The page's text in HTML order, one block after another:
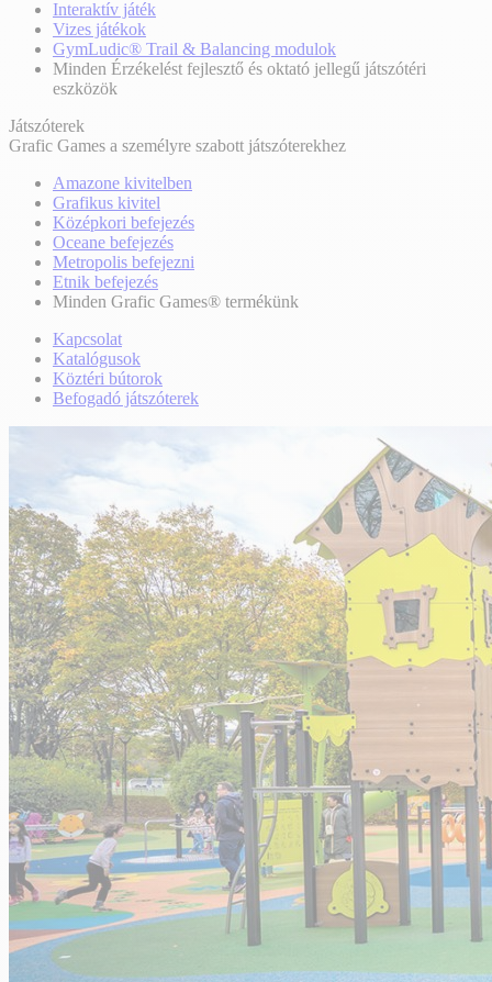
Interaktív játék
Vizes játékok
GymLudic® Trail & Balancing modulok
Minden Érzékelést fejlesztő és oktató jellegű játszótéri
eszközök
Játszóterek
Grafic Games a személyre szabott játszóterekhez
Amazone kivitelben
Grafikus kivitel
Középkori befejezés
Oceane befejezés
Metropolis befejezni
Etnik befejezés
Minden Grafic Games® termékünk
Kapcsolat
Katalógusok
Köztéri bútorok
Befogadó játszóterek